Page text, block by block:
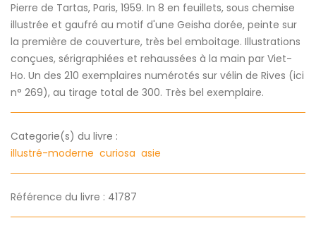
Pierre de Tartas, Paris, 1959. In 8 en feuillets, sous chemise
illustrée et gaufré au motif d'une Geisha dorée, peinte sur
la première de couverture, très bel emboitage. Illustrations
conçues, sérigraphiées et rehaussées à la main par Viet-
Ho. Un des 210 exemplaires numérotés sur vélin de Rives (ici
n° 269), au tirage total de 300. Très bel exemplaire.
Categorie(s) du livre :
illustré-moderne curiosa asie
Référence du livre : 41787